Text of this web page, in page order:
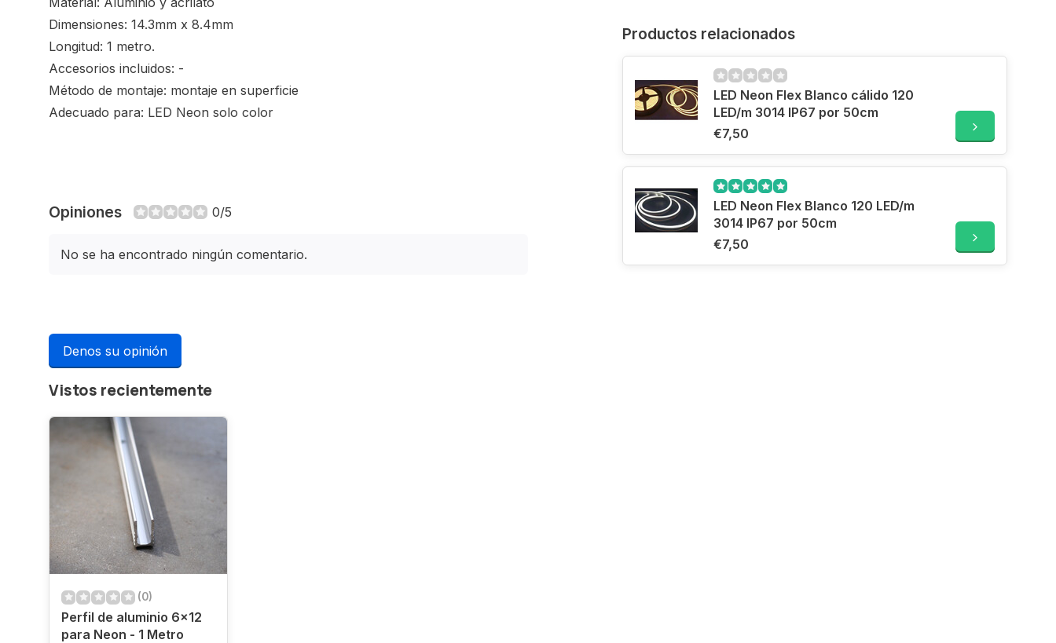
Dimensiones: 14.3mm x 8.4mm
Longitud: 1 metro.
Accesorios incluidos: -
Método de montaje: montaje en superficie
Adecuado para: LED Neon solo color
Opiniones 0/5
No se ha encontrado ningún comentario.
Denos su opinión
Productos relacionados
LED Neon Flex Blanco cálido 120
LED/m 3014 IP67 por 50cm
€7,50
LED Neon Flex Blanco 120 LED/m
3014 IP67 por 50cm
€7,50
Vistos recientemente
(0)
Perfil de aluminio 6x12
para Neon - 1 Metro